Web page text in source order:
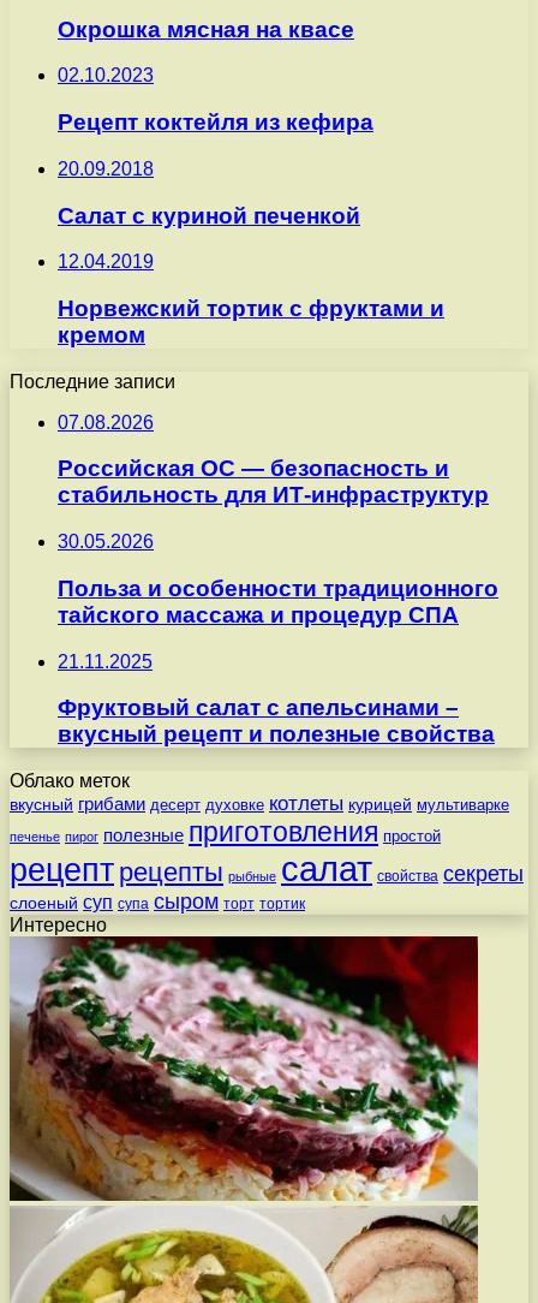
Окрошка мясная на квасе
02.10.2023
Рецепт коктейля из кефира
20.09.2018
Салат с куриной печенкой
12.04.2019
Норвежский тортик с фруктами и
кремом
Последние записи
07.08.2026
Российская ОС — безопасность и
стабильность для ИТ-инфраструктур
30.05.2026
Польза и особенности традиционного
тайского массажа и процедур СПА
21.11.2025
Фруктовый салат с апельсинами –
вкусный рецепт и полезные свойства
Облако меток
вкусный грибами десерт духовке котлеты курицей мультиварке
печенье пирог полезные приготовления простой
рецепт рецепты рыбные салат свойства секреты
слоеный суп супа сыром торт тортик
Интересно